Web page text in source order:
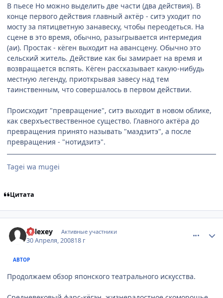
В пьесе Но можно выделить две части (два действия). В
конце первого действия главный актёр - ситэ уходит по
мосту за пятицветную занавеску, чтобы переодеться. На
сцене в это время, обычно, разыгрывается интермедия
(аи). Простак - кёген выходит на авансцену. Обычно это
сельский житель. Действие как бы замирает на время и
возвращается вспять. Кёген рассказывает какую-нибудь
местную легенду, приоткрывая завесу над тем
таинственным, что совершалось в первом действии.
Происходит "превращение", ситэ выходит в новом облике,
как сверхъествественное существо. Главного актёра до
превращения принято называть "маэдзитэ", а после
превращения - "нотидзитэ".
Tagei wa mugei
Цитата
Relexey Активные участники
30 Апреля, 200818 г
АВТОР
Продолжаем обзор японского театрального искусства.